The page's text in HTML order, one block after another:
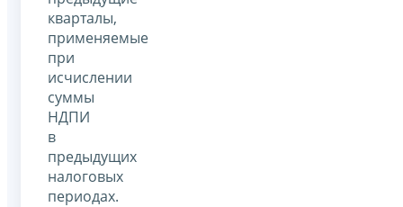
кварталы,
применяемые
при
исчислении
суммы
НДПИ
в
предыдущих
налоговых
периодах.